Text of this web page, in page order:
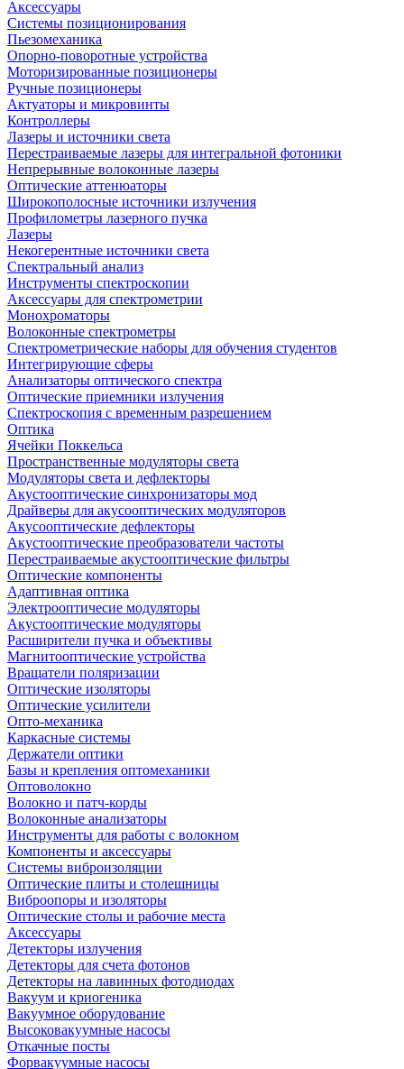
Аксессуары
Системы позиционирования
Пьезомеханика
Опорно-поворотные устройства
Моторизированные позиционеры
Ручные позиционеры
Актуаторы и микровинты
Контроллеры
Лазеры и источники света
Перестраиваемые лазеры для интегральной фотоники
Непрерывные волоконные лазеры
Оптические аттенюаторы
Широкополосные источники излучения
Профилометры лазерного пучка
Лазеры
Некогерентные источники света
Спектральный анализ
Инструменты спектроскопии
Аксессуары для спектрометрии
Монохроматоры
Волоконные спектрометры
Спектрометрические наборы для обучения студентов
Интегрирующие сферы
Анализаторы оптического спектра
Оптические приемники излучения
Спектроскопия с временным разрешением
Оптика
Ячейки Поккельса
Пространственные модуляторы света
Модуляторы света и дефлекторы
Акустооптические синхронизаторы мод
Драйверы для акусооптических модуляторов
Акусооптические дефлекторы
Акустооптические преобразователи частоты
Перестраиваемые акустооптические фильтры
Оптические компоненты
Адаптивная оптика
Электрооптичесие модуляторы
Акустооптические модуляторы
Расширители пучка и объективы
Магнитооптические устройства
Вращатели поляризации
Оптические изоляторы
Оптические усилители
Опто-механика
Каркасные системы
Держатели оптики
Базы и крепления оптомеханики
Оптоволокно
Волокно и патч-корды
Волоконные анализаторы
Инструменты для работы с волокном
Компоненты и аксессуары
Системы виброизоляции
Оптические плиты и столешницы
Виброопоры и изоляторы
Оптические столы и рабочие места
Аксессуары
Детекторы излучения
Детекторы для счета фотонов
Детекторы на лавинных фотодиодах
Вакуум и криогеника
Вакуумное оборудование
Высоковакуумные насосы
Откачные посты
Форвакуумные насосы